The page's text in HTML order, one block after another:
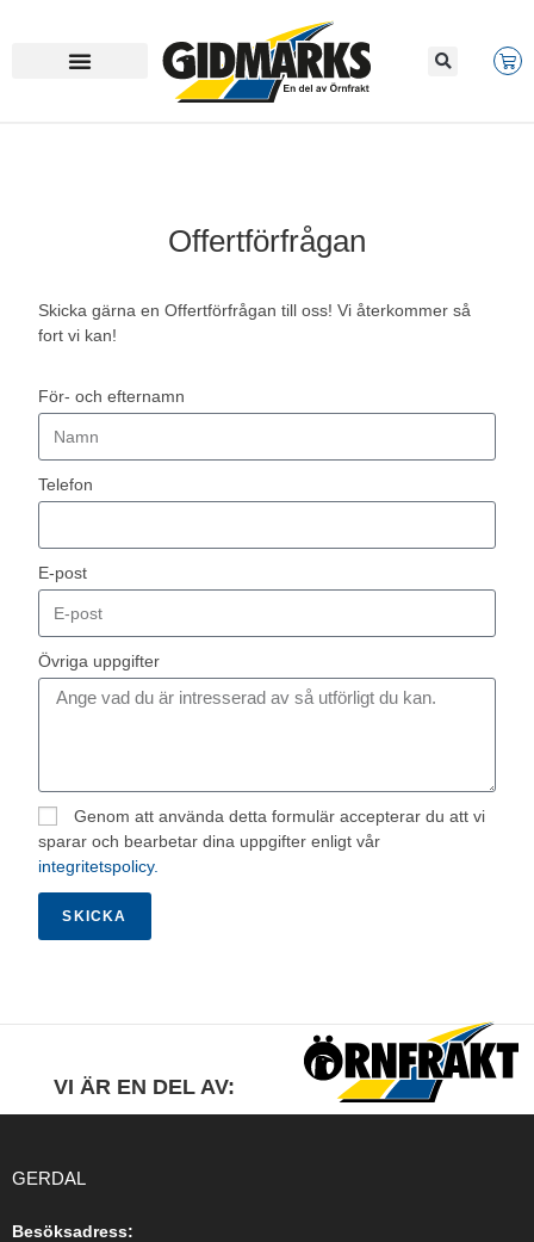
Offertförfrågan
Skicka gärna en Offertförfrågan till oss! Vi återkommer så
fort vi kan!
För- och efternamn
Telefon
E-post
Övriga uppgifter
Genom att använda detta formulär accepterar du att vi
sparar och bearbetar dina uppgifter enligt vår
integritetspolicy.
SKICKA
VI ÄR EN DEL AV:
GERDAL
Besöksadress: